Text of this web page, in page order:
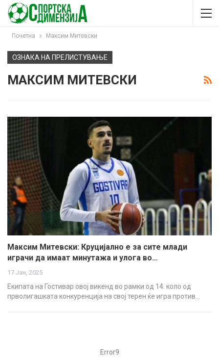
Почетна Максим Митевски
ОЗНАКА НА ПРЕЛИСТУВАЊЕ
МАКСИМ МИТЕВСКИ
Максим Митевски: Круцијално е за сите млади
играчи да имаат минутажа и улога во…
17 Јан, 2025
Екипата на Гостивар овој викенд во рамки од 14. коло од
прволигашката конкуренција на свој терен ќе игра против…
Error9